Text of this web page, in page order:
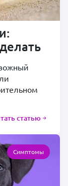
статью
Симптомы